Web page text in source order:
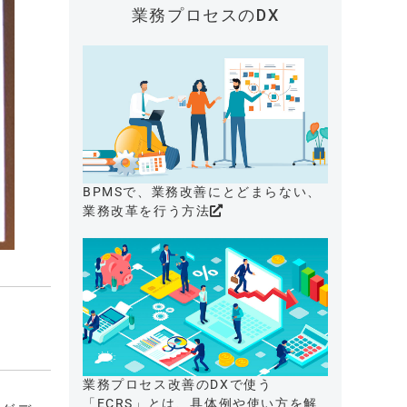
業務プロセスのDX
BPMSで、業務改善にとどまらない、
業務改革を行う方法
業務プロセス改善のDXで使う
「ECRS」とは、具体例や使い方を解